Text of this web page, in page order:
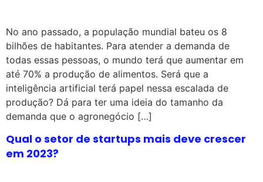
No ano passado, a população mundial bateu os 8
bilhões de habitantes. Para atender a demanda de
todas essas pessoas, o mundo terá que aumentar em
até 70% a produção de alimentos. Será que a
inteligência artificial terá papel nessa escalada de
produção? Dá para ter uma ideia do tamanho da
demanda que o agronegócio […]
Qual o setor de startups mais deve crescer
em 2023?